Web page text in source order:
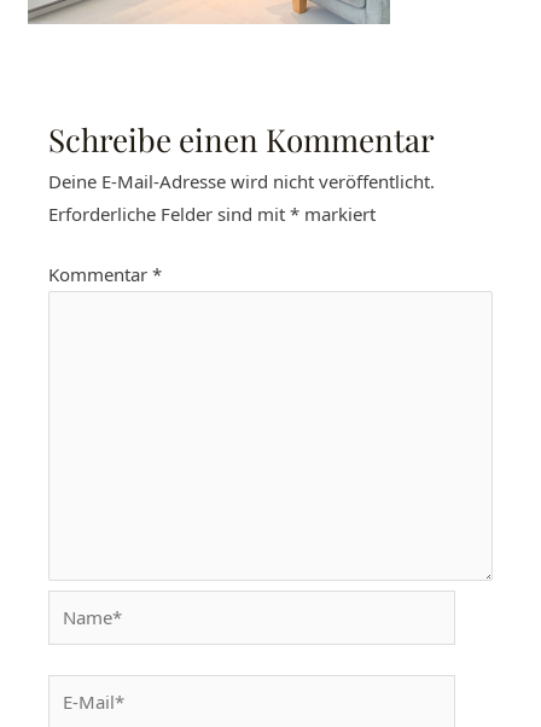
Schreibe einen Kommentar
Deine E-Mail-Adresse wird nicht veröffentlicht.
Erforderliche Felder sind mit* markiert
Kommentar*